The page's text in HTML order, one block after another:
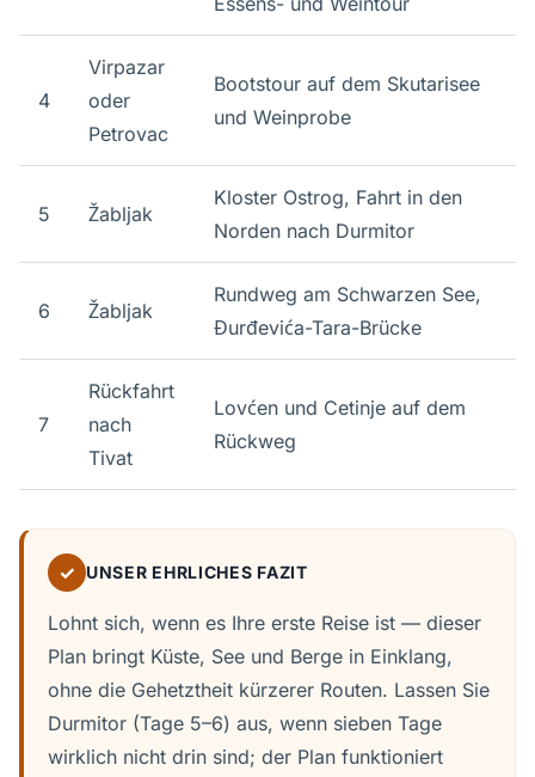
4
Virpazar
oder
Petrovac
Bootstour auf dem Skutarisee
und Weinprobe
5 Žabljak
Kloster Ostrog, Fahrt in den
Norden nach Durmitor
6 Žabljak
Rundweg am Schwarzen See,
Đurđevića-Tara-Brücke
7
Rückfahrt
nach
Tivat
Lovćen und Cetinje auf dem
Rückweg
✓ UNSER EHRLICHES FAZIT
Lohnt sich, wenn es Ihre erste Reise ist — dieser
Plan bringt Küste, See und Berge in Einklang,
ohne die Gehetztheit kürzerer Routen. Lassen Sie
Durmitor (Tage 5–6) aus, wenn sieben Tage
wirklich nicht drin sind; der Plan funktioniert